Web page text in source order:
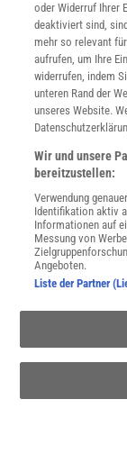
Für Sie
oder Widerruf Ihrer
deaktiviert sind,
mehr so relevant
aufrufen, um Ihre
widerrufen, indem
unteren Rand der
unseres Website.
Wir und unsere
bereitzustellen:
Verwendung
Identifikation aktiv
Informationen auf
Messung von
Angeboten.
Liste der Partner